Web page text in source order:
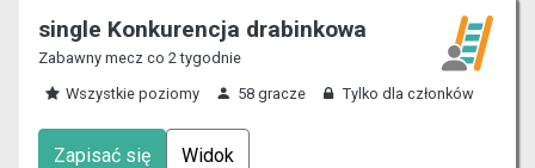
single Konkurencja drabinkowa
Zabawny mecz co 2 tygodnie
Wszystkie poziomy
58 gracze Tylko dla członków
Zapisać się Widok